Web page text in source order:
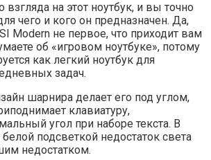
взгляда на этот ноутбук, и вы точно
чего и кого он предназначен. Да,
Modern не первое, что приходит вам
об «игровом ноутбуке», потому
как легкий ноутбук для
задач.
шарнира делает его под углом,
клавиатуру,
угол при наборе текста. В
подсветкой недостаток света
недостатком.